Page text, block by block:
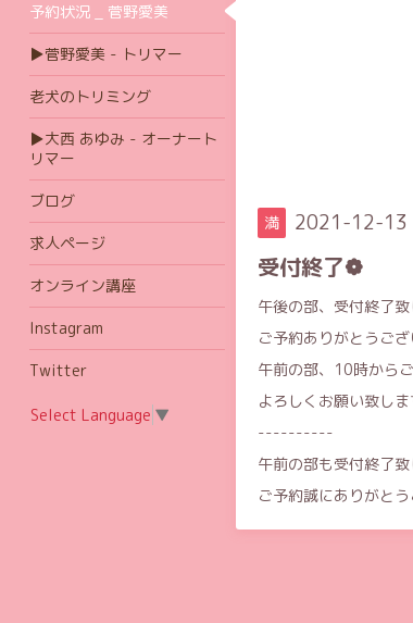
満 2021-12-13
受付終了❁
午後の部、受付終了致
ご予約ありがとうご
午前の部、10時から
よろしくお願い致し
----------
午前の部も受付終了致
ご予約誠にありがと
予約状況 _ 菅野愛美
▶菅野愛美 - トリマー
老犬のトリミング
▶大西 あゆみ - オーナート
リマー
ブログ
求人ページ
オンライン講座
Instagram
Twitter
Select Language ▼